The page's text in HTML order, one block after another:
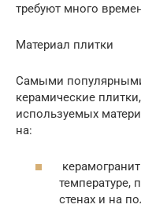
требуют много
Материал плитки
Самыми
керамические
используемых
на:
температуре,
стенах и на